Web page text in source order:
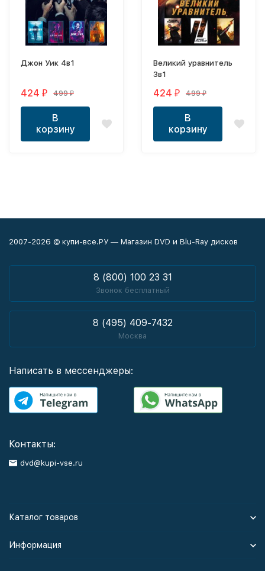
Джон Уик 4в1
424 ₽ 499₽
В
корзину
Великий уравнитель
3в1
424 ₽ 499₽
В
корзину
2007-2026 © купи-все.РУ — Магазин DVD и Blu-Ray дисков
8 (800) 100 23 31
Звонок бесплатный
8 (495) 409-7432
Москва
Написать в мессенджеры:
Контакты:
dvd@kupi-vse.ru
Каталог товаров
Информация